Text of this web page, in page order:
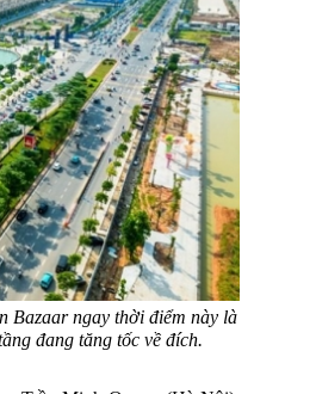
Bazaar ngay thời điểm này là
đang tăng tốc về đích.